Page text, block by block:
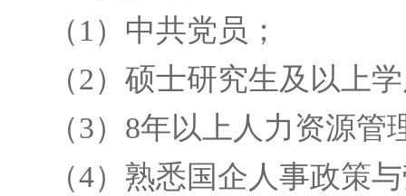
（1）中共党员；
（2）硕士研究生及以上
（3）8年以上人力资源管
（4）熟悉国企人事政策